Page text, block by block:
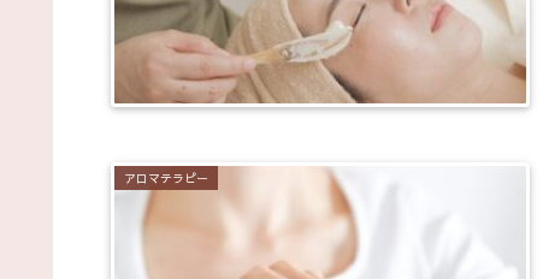
アロマテラピー